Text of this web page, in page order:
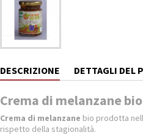
DESCRIZIONE DETTAGLI DEL
Crema di melanzane
Crema di melanzane bio prodotta
rispetto della stagionalità.